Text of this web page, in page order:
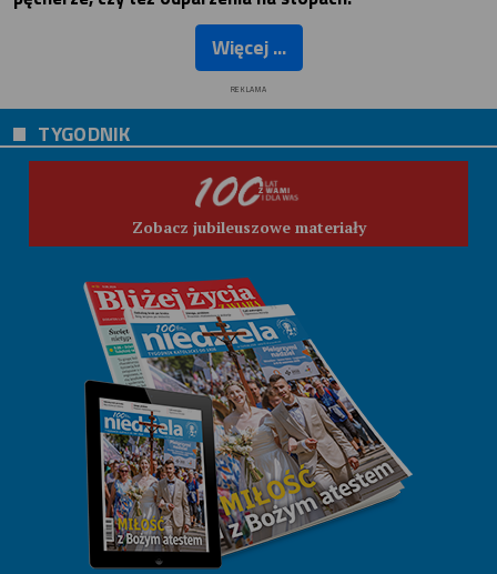
Więcej ...
REKLAMA
TYGODNIK
Zobacz jubileuszowe materiały